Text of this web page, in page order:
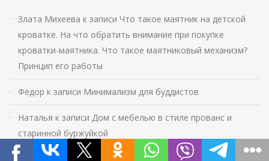
Злата Михеева к записи Что такое маятник на детской
кроватке. На что обратить внимание при покупке
кроватки-маятника. Что такое маятниковый механизм?
Принцип его работы
Фёдор к записи Минимализм для буддистов
Наталья к записи Дом с мебелью в стиле прованс и
старинной буржуйкой
Надежда Синицына к записи Современная классика в